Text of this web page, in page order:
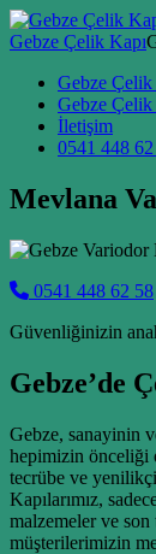
Skip to content
Gebze Çelik Kapı
MainGebze Çelik
Gebze
İletişim
0541 448
Mevlana
0541 448 62 58
Güvenliğinizin
Gebze’de
Gebze, sanayinin
hepimizin önceliği
tecrübe ve
Kapılarımız,
malzemeler ve son
müşterilerimizin